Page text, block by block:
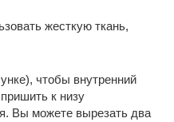
жесткую ткань,
чтобы внутренний
к низу
Вы можете вырезать два